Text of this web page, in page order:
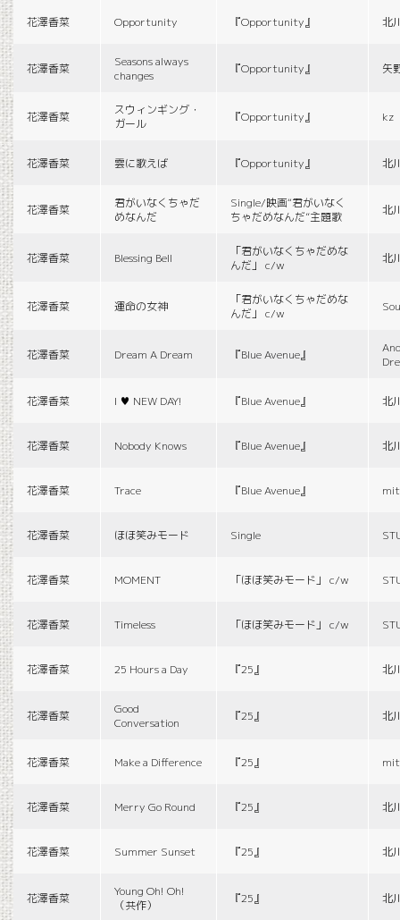
花澤香菜 Opportunity 『Opportunity』 北
花澤香菜
Seasons always
changes
『Opportunity』 矢
花澤香菜
スウィンギング・
ガール
『Opportunity』 kz
花澤香菜 雲に歌えば 『Opportunity』 北
花澤香菜
君がいなくちゃだ
めなんだ
Single/映画“君がいなく
ちゃだめなんだ”主題歌
北
花澤香菜 Blessing Bell
「君がいなくちゃだめな
んだ」 c/w
北
花澤香菜 運命の女神
「君がいなくちゃだめな
んだ」 c/w
花澤香菜 Dream A Dream 『Blue Avenue』
花澤香菜 I ♥ NEW DAY! 『Blue Avenue』 北
花澤香菜 Nobody Knows 『Blue Avenue』 北
花澤香菜 Trace 『Blue Avenue』
花澤香菜 ほほ笑みモード Single
花澤香菜 MOMENT 「ほほ笑みモード」 c/w
花澤香菜 Timeless 「ほほ笑みモード」 c/w
花澤香菜 25 Hours a Day 『25』 北
花澤香菜
Good
Conversation
『25』 北
花澤香菜 Make a Difference 『25』
花澤香菜 Merry Go Round 『25』 北
花澤香菜 Summer Sunset 『25』 北
花澤香菜
Young Oh! Oh!
（共作）
『25』 北